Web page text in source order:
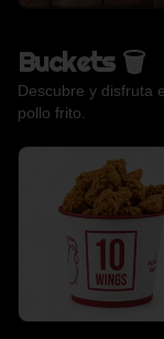
Buckets 🗑️
Descubre y disfruta
pollo frito.